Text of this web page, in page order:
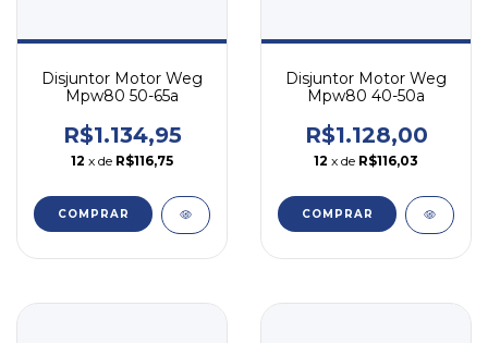
Disjuntor Motor Weg
Mpw80 50-65a
R$1.134,95
12 x de R$116,75
COMPRAR
Disjuntor Motor Weg
Mpw80 40-50a
R$1.128,00
12 x de R$116,03
COMPRAR